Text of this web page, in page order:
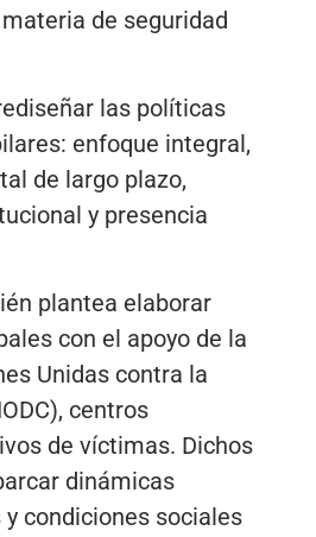
de seguridad
las políticas
enfoque integral,
de largo plazo,
y presencia
plantea elaborar
con el apoyo de la
Unidas contra la
centros
de víctimas. Dichos
dinámicas
condiciones sociales